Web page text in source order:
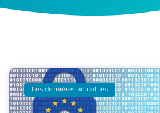
Les dernières actualités